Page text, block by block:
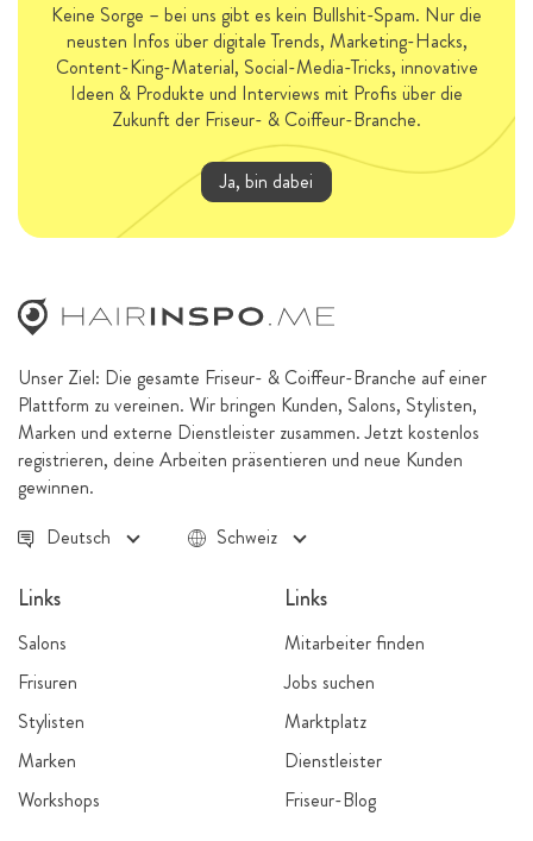
Keine Sorge – bei uns gibt es kein Bullshit-Spam. Nur die
neusten Infos über digitale Trends, Marketing-Hacks,
Content-King-Material, Social-Media-Tricks, innovative
Ideen & Produkte und Interviews mit Profis über die
Zukunft der Friseur- & Coiffeur-Branche.
Ja, bin dabei
Unser Ziel: Die gesamte Friseur- & Coiffeur-Branche auf einer
Plattform zu vereinen. Wir bringen Kunden, Salons, Stylisten,
Marken und externe Dienstleister zusammen. Jetzt kostenlos
registrieren, deine Arbeiten präsentieren und neue Kunden
gewinnen.
Deutsch
Schweiz
Links
Salons
Frisuren
Stylisten
Marken
Workshops
Links
Mitarbeiter finden
Jobs suchen
Marktplatz
Dienstleister
Friseur-Blog